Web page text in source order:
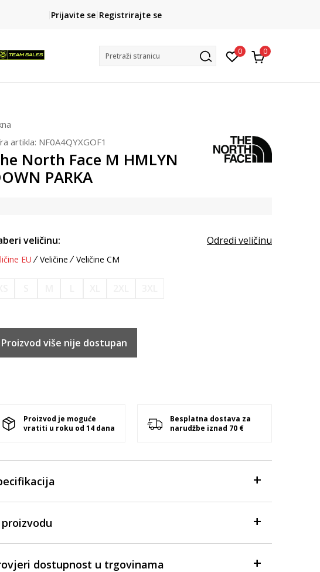
CLICK& COLLECT
besplatno preuzimanje u trgovini
Prijavite se Registrirajte se
Pretraži stranicu 0 0
artikla: NF0A4QYXGOF1
North Face M HMLYN
PARKA
veličinu: Odredi veličinu
EU Veličine Veličine CM
Proizvod više nije dostupan
Proizvod je moguće
vratiti u roku od 14 dana
Besplatna dostava za
narudžbe iznad 70 €
proizvodu
dostupnost u trgovinama